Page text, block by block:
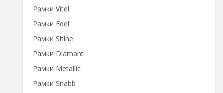
Рамки Vitel
Рамки Edel
Рамки Shine
Рамки Diamant
Рамки Metallic
Рамки Snabb